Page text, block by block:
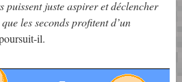
puissent juste aspirer et déclencher
les seconds profitent d’un
il.